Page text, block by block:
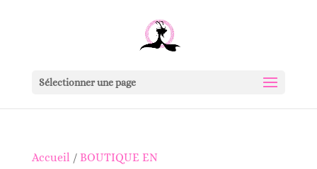
Sélectionner une page
Accueil / BOUTIQUE EN